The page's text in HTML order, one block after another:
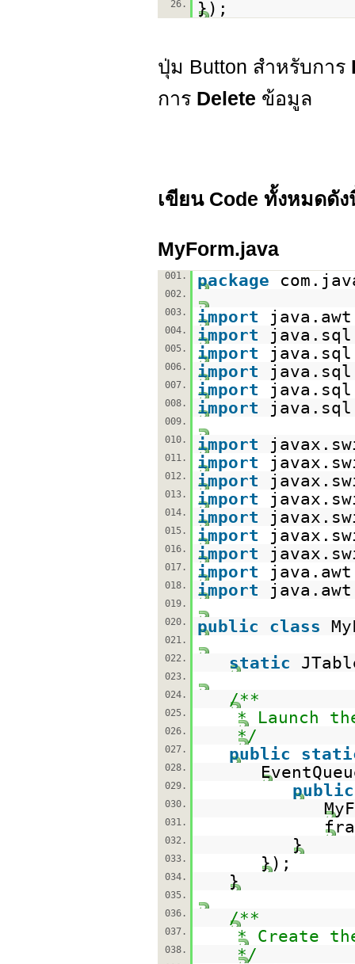
26. });
ปุ่ม Button สำหรับการ
การ Delete ข้อมูล
เขียน Code ทั้งหมดดัง
MyForm.java
001. package
002.
003.
import
004. import
005. import
006. import
007. import
008. import
009.
010.
import
011. import
012. import
013. import
014. import
015. import
016. import
017. import
018. import
019.
020.
public class
021.
022.
static
023.
024.
/**
025. * Launch
026. */
027. public
028.
029. public
030.
031.
032. }
033. });
034. }
035.
036.
/**
037. * Create
038. */